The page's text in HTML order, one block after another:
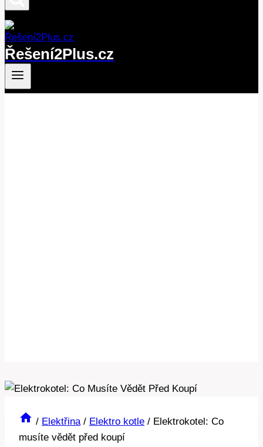
Řešení2Plus.cz
/ Elektřina / Elektro kotle / Elektrokotel: Co
musíte vědět před koupí